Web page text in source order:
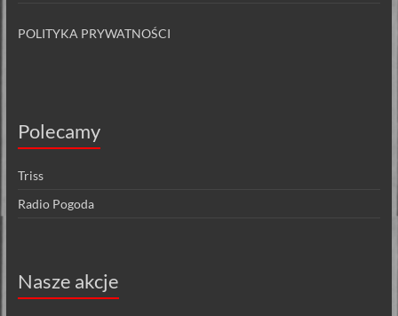
POLITYKA PRYWATNOŚCI
Polecamy
Triss
Radio Pogoda
Nasze akcje